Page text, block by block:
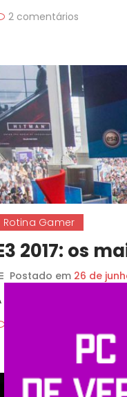
2 comentários
Rotina Gamer
2017: os
Postado em 26 de
maior feira mundial de